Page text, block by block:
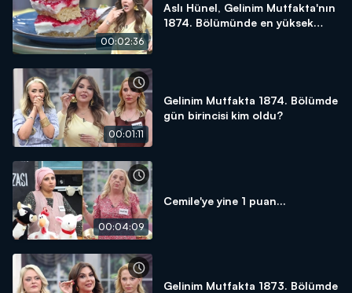
00:02:36
Aslı Hünel, Gelinim Mutfakta'nın
1874. Bölümünde en yüksek
00:01:11
Gelinim Mutfakta 1874. Bölümde
gün birincisi kim oldu?
00:04:09
Cemile'ye yine 1 puan...
Gelinim Mutfakta 1873. Bölümde